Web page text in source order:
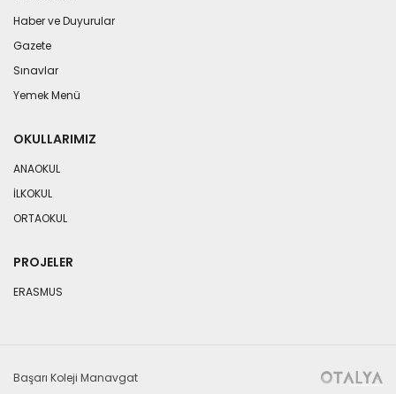
Haber ve Duyurular
Gazete
Sınavlar
Yemek Menü
OKULLARIMIZ
ANAOKUL
İLKOKUL
ORTAOKUL
PROJELER
ERASMUS
Başarı Koleji Manavgat